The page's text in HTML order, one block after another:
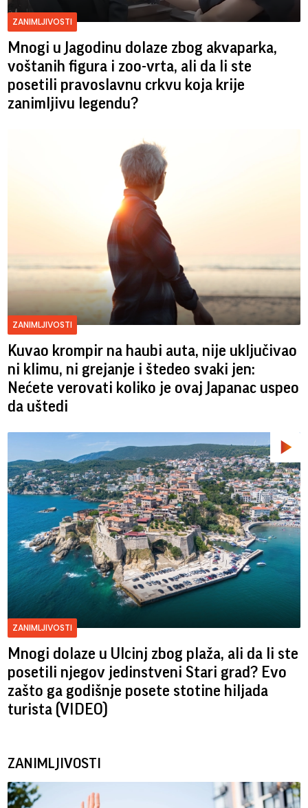
ZANIMLJIVOSTI
Mnogi u Jagodinu dolaze zbog akvaparka,
voštanih figura i zoo-vrta, ali da li ste
posetili pravoslavnu crkvu koja krije
zanimljivu legendu?
ZANIMLJIVOSTI
Kuvao krompir na haubi auta, nije uključivao
ni klimu, ni grejanje i štedeo svaki jen:
Nećete verovati koliko je ovaj Japanac uspeo
da uštedi
ZANIMLJIVOSTI
Mnogi dolaze u Ulcinj zbog plaža, ali da li ste
posetili njegov jedinstveni Stari grad? Evo
zašto ga godišnje posete stotine hiljada
turista (VIDEO)
ZANIMLJIVOSTI